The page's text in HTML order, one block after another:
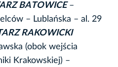
BATOWICE–
– Lublańska – al. 29
RAKOWICKI
(obok wejścia
Krakowskiej) –